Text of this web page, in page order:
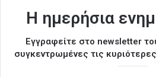
Η ημερήσια
Εγγραφείτε στο newsletter
συγκεντρωμένες τις